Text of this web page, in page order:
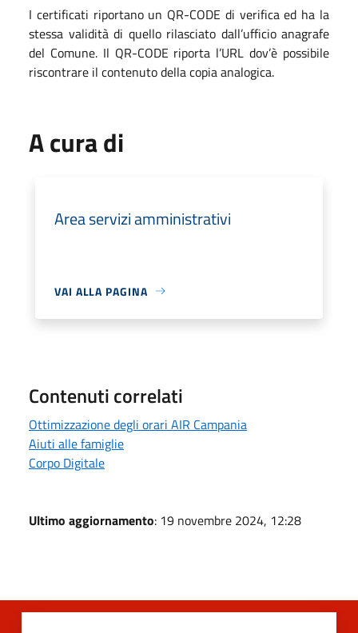
I certificati riportano un QR-CODE di verifica ed ha la
stessa validità di quello rilasciato dall’ufficio anagrafe
del Comune. Il QR-CODE riporta l’URL dov’è possibile
riscontrare il contenuto della copia analogica.
A cura di
Area servizi amministrativi
VAI ALLA PAGINA
Contenuti correlati
Ottimizzazione degli orari AIR Campania
Aiuti alle famiglie
Corpo Digitale
Ultimo aggiornamento: 19 novembre 2024, 12:28